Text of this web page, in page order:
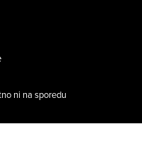
ni na sporedu